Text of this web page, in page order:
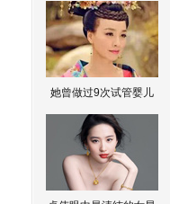
她曾做过9次试管婴儿